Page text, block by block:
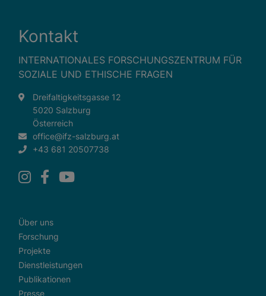
Kontakt
INTERNATIONALES FORSCHUNGSZENTRUM FÜR
SOZIALE UND ETHISCHE FRAGEN
Dreifaltigkeitsgasse 12
5020 Salzburg
Österreich
office@ifz-salzburg.at
+43 681 20507738
Über uns
Forschung
Projekte
Dienstleistungen
Publikationen
Presse